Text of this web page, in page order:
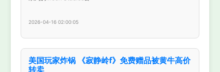
2026-04-16 02:00:05
美国玩家炸锅 《寂静岭f》免费赠品被黄牛高价
转卖